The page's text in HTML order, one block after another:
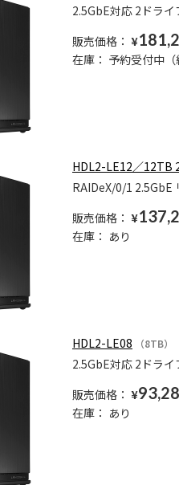
2.5GbE対応 2ドラ
販売価格： ¥
在庫： 予約受付中（
HDL2-LE12／12TB
RAIDeX/0/1 2.5GbE
販売価格： ¥
在庫： あり
HDL2-LE08 （8TB）
2.5GbE対応 2ドラ
販売価格： ¥
在庫： あり